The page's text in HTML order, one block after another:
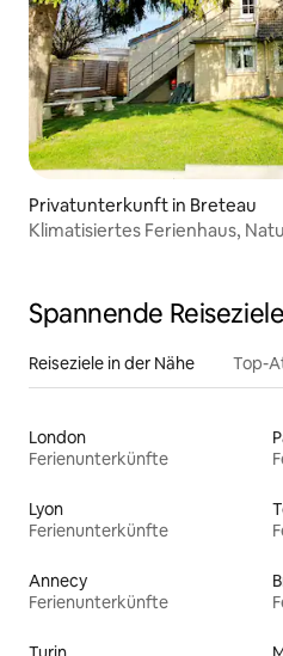
Privatunterkunft in Breteau
Klimatisiertes Ferienhaus,
Spannende Reiseziele
Reiseziele in der Nähe Top-
London
Ferienunterkünfte
Lyon
Ferienunterkünfte
Annecy
Ferienunterkünfte